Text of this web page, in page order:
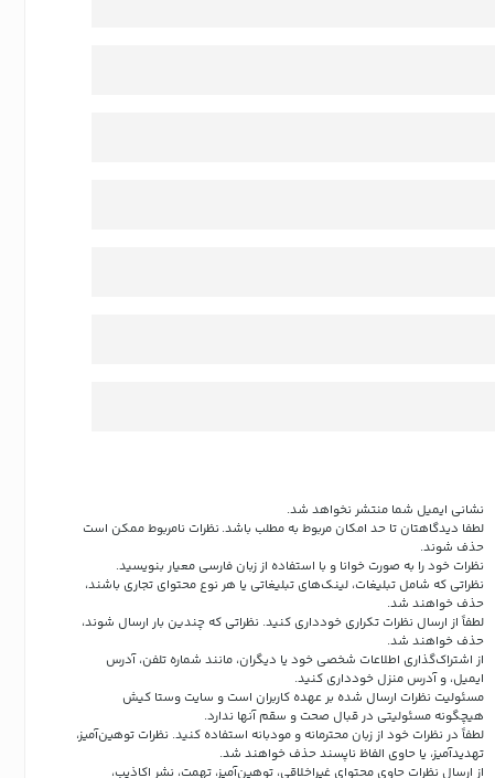
نشانی ایمیل شما منتشر نخواهد شد.
لطفا دیدگاهتان تا حد امکان مربوط به مطلب باشد. نظرات نامربوط ممکن است
حذف شوند.
نظرات خود را به صورت خوانا و با استفاده از زبان فارسی معیار بنویسید.
نظراتی که شامل تبلیغات، لینک‌های تبلیغاتی یا هر نوع محتوای تجاری باشند،
حذف خواهند شد.
لطفاً از ارسال نظرات تکراری خودداری کنید. نظراتی که چندین بار ارسال شوند،
حذف خواهند شد.
از اشتراک‌گذاری اطلاعات شخصی خود یا دیگران، مانند شماره تلفن، آدرس
ایمیل، و آدرس منزل خودداری کنید.
مسئولیت نظرات ارسال شده بر عهده کاربران است و سایت وستا کیش
هیچگونه مسئولیتی در قبال صحت و سقم آنها ندارد.
لطفاً در نظرات خود از زبان محترمانه و مودبانه استفاده کنید. نظرات توهین‌آمیز،
تهدیدآمیز، یا حاوی الفاظ ناپسند حذف خواهند شد.
از ارسال نظرات حاوی محتوای غیراخلاقی، توهین‌آمیز، تهمت، نشر اکاذیب،